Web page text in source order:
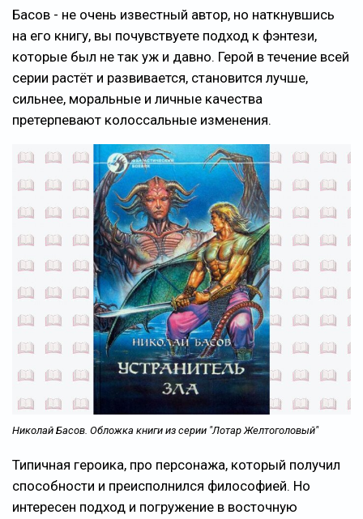
Басов - не очень известный автор, но наткнувшись
на его книгу, вы почувствуете подход к фэнтези,
которые был не так уж и давно. Герой в течение всей
серии растёт и развивается, становится лучше,
сильнее, моральные и личные качества
претерпевают колоссальные изменения.
Николай Басов. Обложка книги из серии "Лотар Желтоголовый"
Типичная героика, про персонажа, который получил
способности и преисполнился философией. Но
интересен подход и погружение в восточную